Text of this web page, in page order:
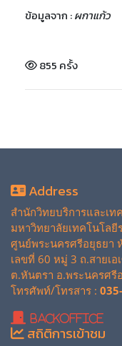
ข้อมูลจาก :ผกาแก้ว
855 ครั้ง
Address
สำนักวิทยบริการและเท
มหาวิทยาลัยเทคโนโล
ศูนย์พระนครศรีอยุธยา
เลขที่ 60 หมู่ 3 ถ.สายเอ
ต.หันตรา อ.พระนครศรี
โทรศัพท์/โทรสาร :
BackOffice
สถิติการเข้าชม